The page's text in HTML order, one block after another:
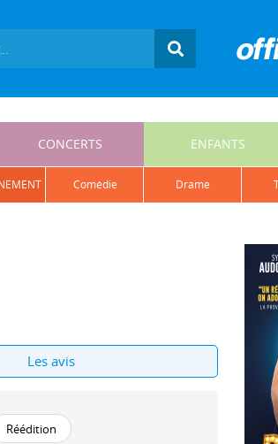
CONCERTS ENFANTS
comédie drame
Les avis
Réédition